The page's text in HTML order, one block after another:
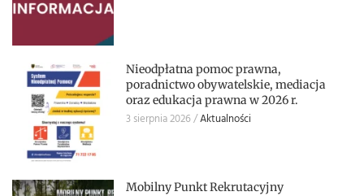
Nieodpłatna pomoc prawna,
poradnictwo obywatelskie, mediacja
oraz edukacja prawna w 2026 r.
3 sierpnia 2026 Aktualności
Mobilny Punkt Rekrutacyjny